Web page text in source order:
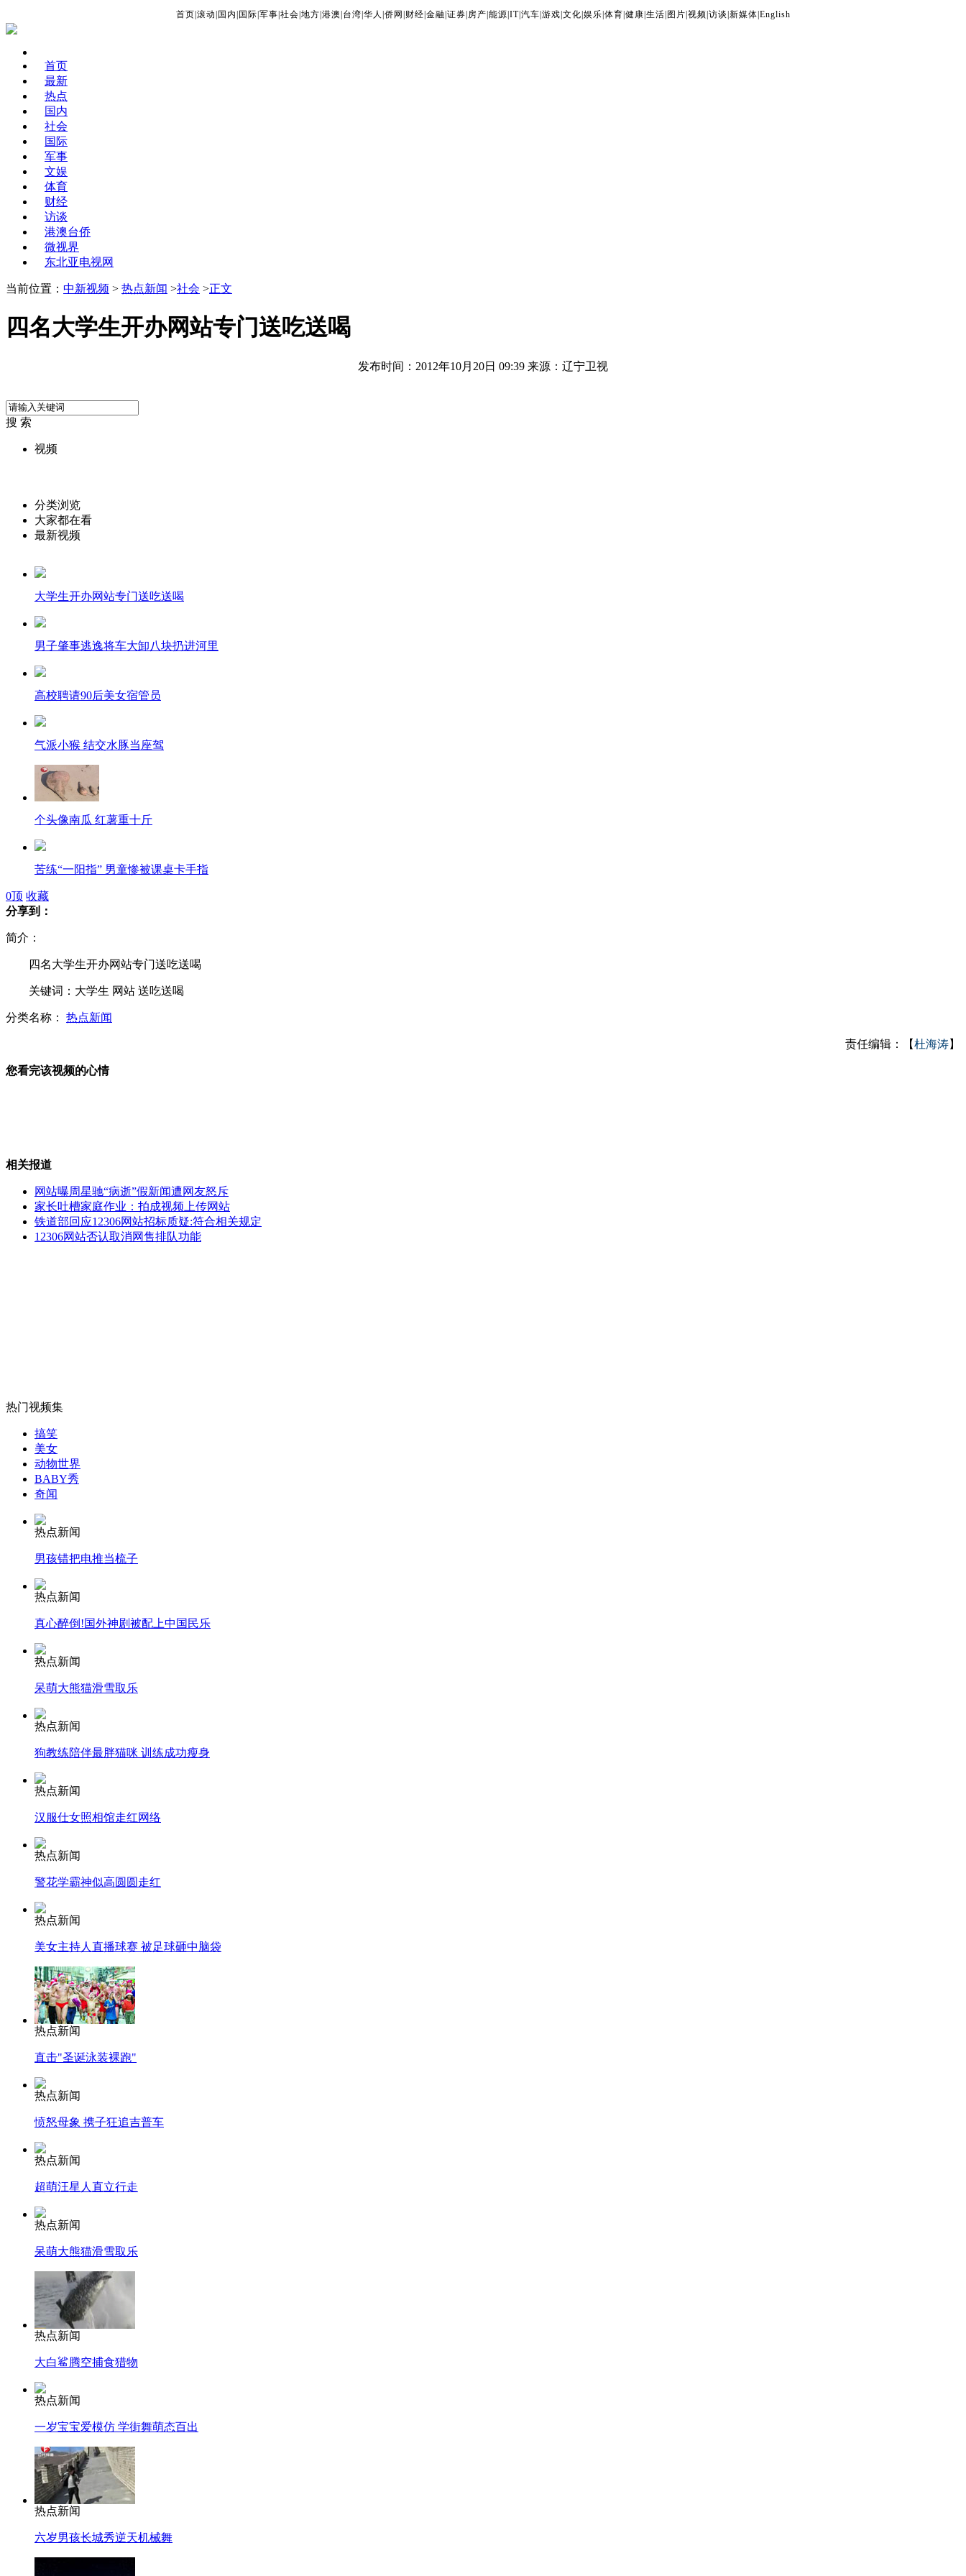
首页 滚动 国内 国际 军事 社会 地方 港澳 台湾 华人 侨网 财经 金融 证券 房产 能源 IT| 汽车 游戏 文化 娱乐 体育 健康 生活 图片 视频 访谈 新媒体 English
首页
最新
热点
国内
社会
国际
军事
文娱
体育
财经
访谈
港澳台侨
微视界
东北亚电视网
当前位置： 中新视频 > 热点新闻 >社会 >正文
四名大学生开办网站专门送吃送喝
发布时间：2012年10月20日 09:39 来源：辽宁卫视
搜 索
视频
分类浏览
大家都在看
最新视频
大学生开办网站专门送吃送喝
男子肇事逃逸将车大卸八块扔进河里
高校聘请90后美女宿管员
气派小猴 结交水豚当座驾
个头像南瓜 红薯重十斤
苦练“一阳指” 男童惨被课桌卡手指
泰国、老挝、越南总理吊唁西哈努克
湖南一学校乱丢垃圾最高罚五千元
孕妇乘公交无人让座 司机拒发车
闯红灯扣6分致使卖分行情大涨
女孩北京地铁殴打老人 痛下狠手拳打脚踢
无痛分娩是否安全 医生回应
安徽一实载49人客车翻车
走！跟着总书记去植树
纽约上演“枕头大战”
0顶 收藏
分享到：
简介：
四名大学生开办网站专门送吃送喝
关键词：大学生 网站 送吃送喝
分类名称： 热点新闻
责任编辑：【杜海涛】
您看完该视频的心情
相关报道
网站曝周星驰“病逝”假新闻遭网友怒斥
家长吐槽家庭作业：拍成视频上传网站
铁道部回应12306网站招标质疑:符合相关规定
12306网站否认取消网售排队功能
热门视频集
搞笑
美女
动物世界
BABY秀
奇闻
热点新闻
男孩错把电推当梳子
热点新闻
真心醉倒!国外神剧被配上中国民乐
热点新闻
呆萌大熊猫滑雪取乐
热点新闻
狗教练陪伴最胖猫咪 训练成功瘦身
热点新闻
汉服仕女照相馆走红网络
热点新闻
警花学霸神似高圆圆走红
热点新闻
美女主持人直播球赛 被足球砸中脑袋
热点新闻
直击"圣诞泳装裸跑"
热点新闻
愤怒母象 携子狂追吉普车
热点新闻
超萌汪星人直立行走
热点新闻
呆萌大熊猫滑雪取乐
热点新闻
大白鲨腾空捕食猎物
热点新闻
一岁宝宝爱模仿 学街舞萌态百出
热点新闻
六岁男孩长城秀逆天机械舞